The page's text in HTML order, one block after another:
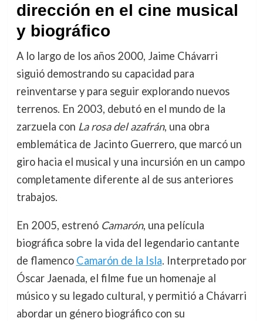
dirección en el cine musical
y biográfico
A lo largo de los años 2000, Jaime Chávarri
siguió demostrando su capacidad para
reinventarse y para seguir explorando nuevos
terrenos. En 2003, debutó en el mundo de la
zarzuela con La rosa del azafrán, una obra
emblemática de Jacinto Guerrero, que marcó un
giro hacia el musical y una incursión en un campo
completamente diferente al de sus anteriores
trabajos.
En 2005, estrenó Camarón, una película
biográfica sobre la vida del legendario cantante
de flamenco Camarón de la Isla. Interpretado por
Óscar Jaenada, el filme fue un homenaje al
músico y su legado cultural, y permitió a Chávarri
abordar un género biográfico con su